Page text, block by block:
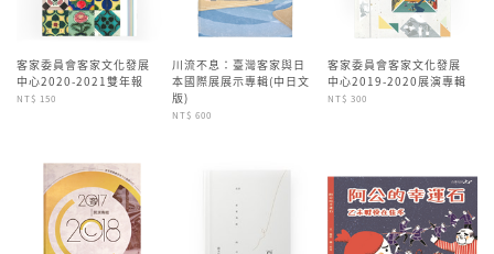
客家委員會客家文化發展
中心2020-2021雙年報
NT$ 150
川流不息：臺灣客家與日
本國際展展示專輯(中日文
版)
NT$ 600
客家委員會客家文化發展
中心2019-2020展演專輯
NT$ 300